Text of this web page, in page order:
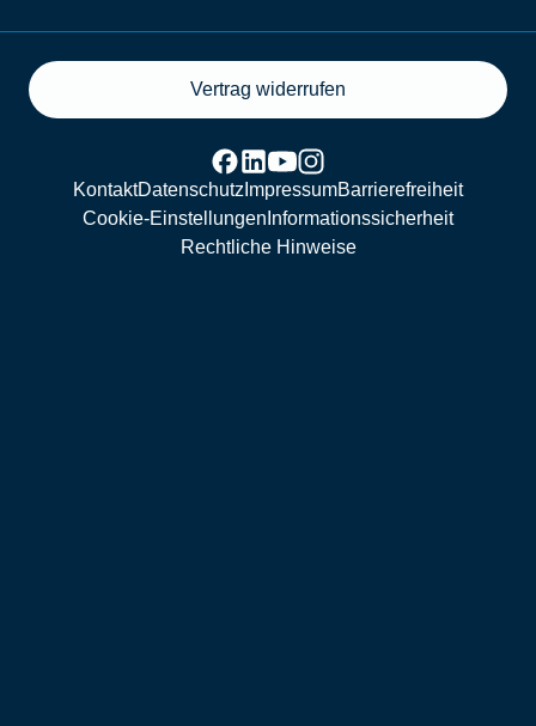
Vertrag widerrufen
KontaktDatenschutz ImpressumBarrierefreiheit
Cookie-Einstellungen Informationssicherheit
Rechtliche Hinweise